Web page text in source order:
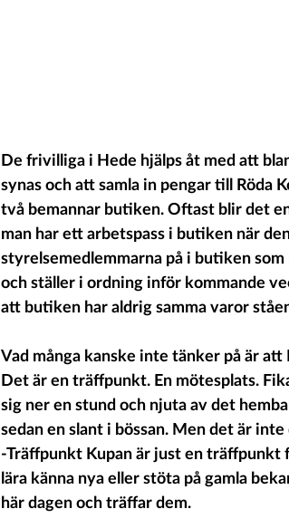
De frivilliga i Hede hjälps åt med att
synas och att samla in pengar till Röda
två bemannar butiken. Oftast blir det
man har ett arbetspass i butiken när
styrelsemedlemmarna på i butiken
och ställer i ordning inför kommande
att butiken har aldrig samma varor
Vad många kanske inte tänker på är
Det är en träffpunkt. En mötesplats.
sig ner en stund och njuta av det
sedan en slant i bössan. Men det är
-Träffpunkt Kupan är just en träffpunkt
lära känna nya eller stöta på gamla
här dagen och träffar dem.